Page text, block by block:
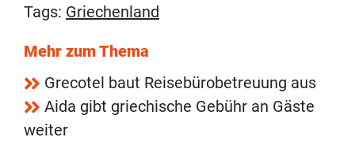
Tags: Griechenland
Mehr zum Thema
Grecotel baut Reisebürobetreuung aus
Aida gibt griechische Gebühr an Gäste
weiter